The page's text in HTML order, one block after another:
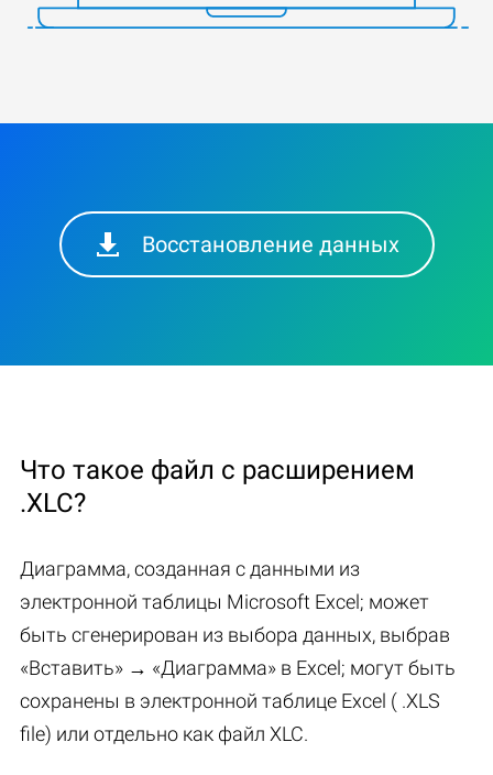
Восстановление данных
Что такое файл с расширением
.XLC?
Диаграмма, созданная с данными из
электронной таблицы Microsoft Excel; может
быть сгенерирован из выбора данных, выбрав
«Вставить» → «Диаграмма» в Excel; могут быть
сохранены в электронной таблице Excel ( .XLS
file) или отдельно как файл XLC.